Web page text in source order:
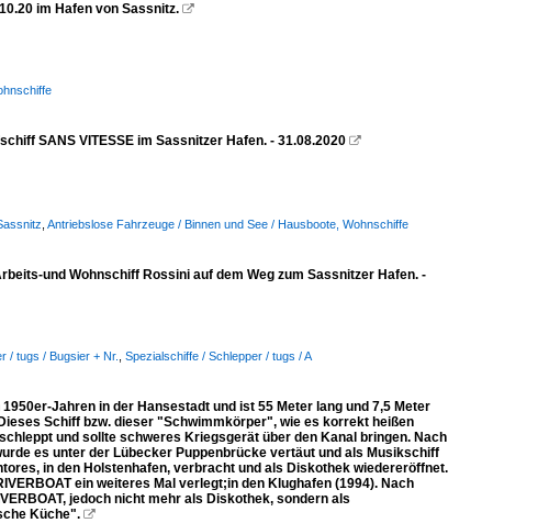
im Hafen von Sassnitz. 
SANS VITESSE im Sassnitzer Hafen. - 31.08.2020 
Antriebslose Fahrzeuge / Binnen und See / Hausboote, Wohnschiffe
und Wohnschiff Rossini auf dem Weg zum Sassnitzer Hafen. -
/ tugs / Bugsier + Nr. Spezialschiffe / Schlepper / tugs / A
Jahren in der Hansestadt und ist 55 Meter lang und 7,5 Meter
Schiff bzw. dieser "Schwimmkörper", wie es korrekt heißen
und sollte schweres Kriegsgerät über den Kanal bringen. Nach
es unter der Lübecker Puppenbrücke vertäut und als Musikschiff
in den Holstenhafen, verbracht und als Diskothek wiedereröffnet.
ein weiteres Mal verlegt;in den Klughafen (1994). Nach
jedoch nicht mehr als Diskothek, sondern als
Küche". 